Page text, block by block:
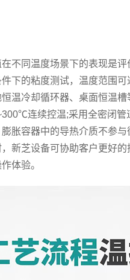
同温度场景下的表现是评
下的粘度测试，温度范围
温冷却循环器、桌面恒温
连续控温;采用全密闭管
胀容器中的导热介质不参
新芝设备可协助客户更好
体验。